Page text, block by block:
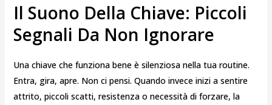
Il Suono Della Chiave: Piccoli
Segnali Da Non Ignorare
Una chiave che funziona bene è silenziosa nella tua routine.
Entra, gira, apre. Non ci pensi. Quando invece inizi a sentire
attrito, piccoli scatti, resistenza o necessità di forzare, la